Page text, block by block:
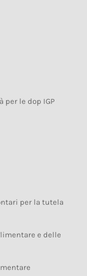
le dop IGP
per la tutela
e delle